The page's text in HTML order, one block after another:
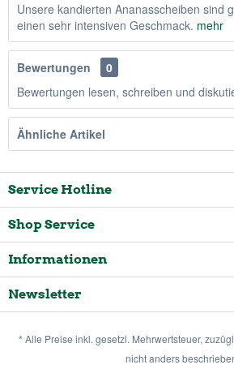
Unsere kandierten Ananasscheiben sind
einen sehr intensiven Geschmack. mehr
Bewertungen
0
Bewertungen lesen, schreiben und
Ähnliche Artikel
Service Hotline
Shop Service
Informationen
Newsletter
* Alle Preise inkl. gesetzl. Mehrwertsteuer,
nicht anders